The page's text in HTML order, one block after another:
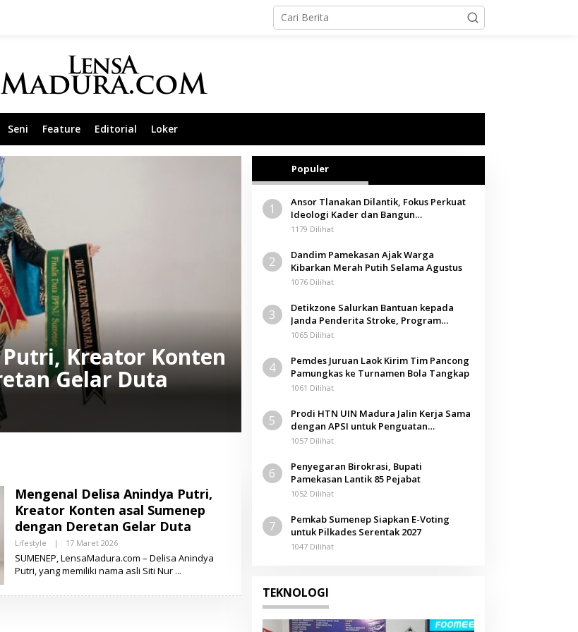
Seni Feature Editorial Loker
Kreator Konten
Gelar Duta
Mengenal Delisa Anindya Putri,
Kreator Konten asal Sumenep
dengan Deretan Gelar Duta
Lifestyle | 17 Maret 2026O
E
H
SUMENEP, LensaMadura.com – Delisa Anindya
Putri, yang memiliki nama asli Siti Nur
Populer
1
Ansor Tlanakan Dilantik, Fokus Perkuat
Ideologi Kader dan Bangun
Kemandirian Ekonomi
1179 Dilihat
2
Dandim Pamekasan Ajak Warga
Kibarkan Merah Putih Selama Agustus
1076 Dilihat
3
Detikzone Salurkan Bantuan kepada
Janda Penderita Stroke, Program
Berbagi Masuki Hari ke-61
1065 Dilihat
4
Pemdes Juruan Laok Kirim Tim Pancong
Pamungkas ke Turnamen Bola Tangkap
1061 Dilihat
5
Prodi HTN UIN Madura Jalin Kerja Sama
dengan APSI untuk Penguatan
Kompetensi Mahasiswa
1057 Dilihat
6
Penyegaran Birokrasi, Bupati
Pamekasan Lantik 85 Pejabat
1052 Dilihat
7
Pemkab Sumenep Siapkan E-Voting
untuk Pilkades Serentak 2027
1047 Dilihat
TEKNOLOGI